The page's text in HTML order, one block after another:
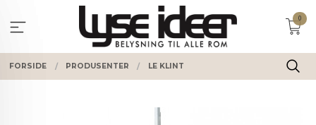
innholdet
0
FORSIDE PRODUSENTER LE KLINT